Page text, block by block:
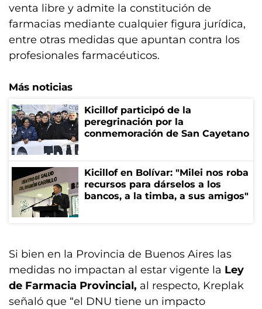
venta libre y admite la constitución de
farmacias mediante cualquier figura jurídica,
entre otras medidas que apuntan contra los
profesionales farmacéuticos.
Más noticias
Kicillof participó de la
peregrinación por la
conmemoración de San Cayetano
Kicillof en Bolívar: "Milei nos roba
recursos para dárselos a los
bancos, a la timba, a sus amigos"
Si bien en la Provincia de Buenos Aires las
medidas no impactan al estar vigente la Ley
de Farmacia Provincial, al respecto, Kreplak
señaló que “el DNU tiene un impacto